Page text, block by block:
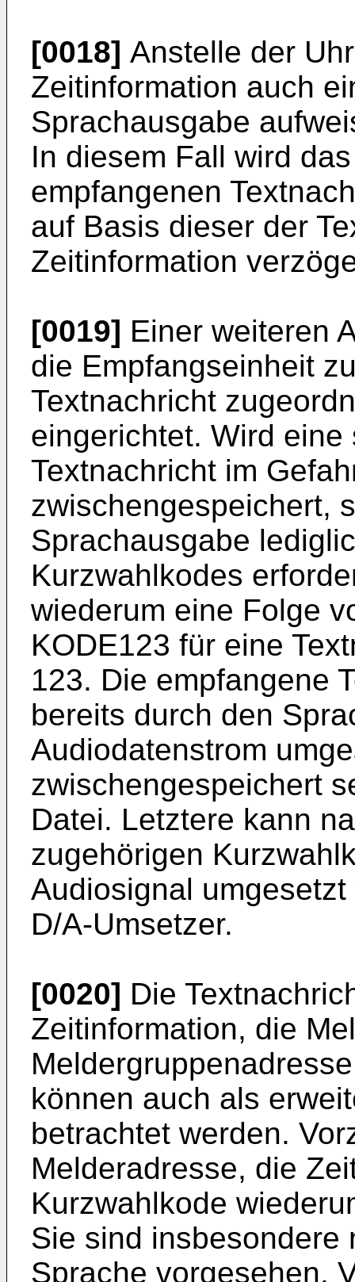
[0018] Anstelle der
Zeitinformation auch
Sprachausgabe
In diesem Fall wird
empfangenen
auf Basis dieser der
Zeitinformation
[0019] Einer weiteren
die Empfangseinheit
Textnachricht
eingerichtet. Wird
Textnachricht im
zwischengespeichert,
Sprachausgabe
Kurzwahlkodes
wiederum eine Folge
KODE123 für eine
123. Die empfangene
bereits durch den
Audiodatenstrom
zwischengespeichert
Datei. Letztere kann
zugehörigen
Audiosignal
D/A-Umsetzer.
[0020] Die
Zeitinformation, die
können auch als
betrachtet werden.
Melderadresse, die
Kurzwahlkode
Sie sind insbesondere
Sprache vorgesehen.